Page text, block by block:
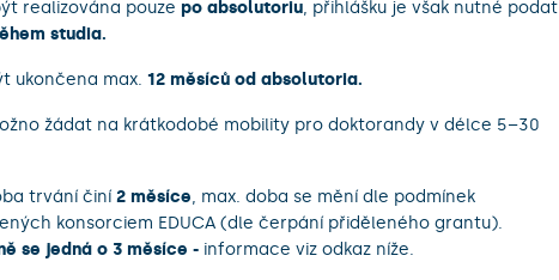
realizována pouze po absolutoriu, přihlášku je však nutné podat
studia.
ukončena max. 12 měsíců od absolutoria.
žádat na krátkodobé mobility pro doktorandy v délce 5–30
trvání činí 2 měsíce, max. doba se mění dle podmínek
konsorciem EDUCA (dle čerpání přiděleného grantu).
se jedná o 3 měsíce -informace viz odkaz níže.